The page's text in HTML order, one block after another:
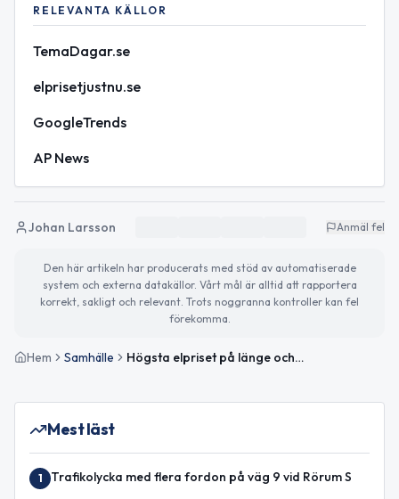
RELEVANTA KÄLLOR
TemaDagar.se
elprisetjustnu.se
GoogleTrends
AP News
Johan Larsson Anmäl fel
Den här artikeln har producerats med stöd av automatiserade
system och externa datakällor. Vårt mål är alltid att rapportera
korrekt, sakligt och relevant. Trots noggranna kontroller kan fel
förekomma.
Hem Samhälle Högsta elpriset på länge och fokus på miljö – detta händer idag
Mest läst
1 Trafikolycka med flera fordon på väg 9 vid Rörum S